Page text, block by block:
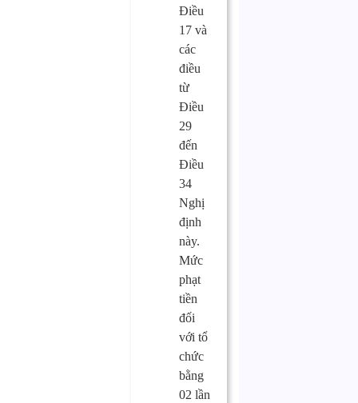
Điều
17 và
các
điều
từ
Điều
29
đến
Điều
34
Nghị
định
này.
Mức
phạt
tiền
đối
với tổ
chức
bằng
02 lần